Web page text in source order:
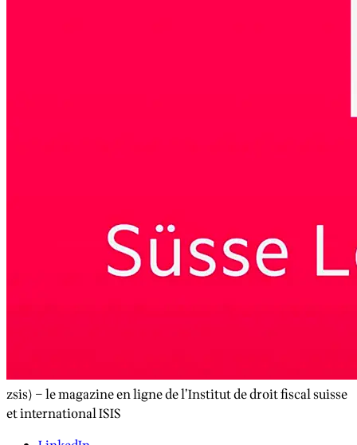
zsis) – le magazine en ligne de l’Institut de droit fiscal suisse
et international ISIS